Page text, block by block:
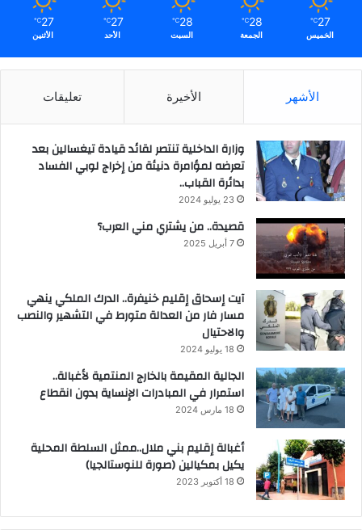
27
℃
الخميس
28
℃
الجمعة
28
℃
السبت
27
℃
الأحد
27
℃
الأثنين
الأشهر الأخيرة تعليقات
وزارة الداخلية تنتصر لقائد قيادة تيغسالين بعد
تعرضه لمؤامرة دنيئة من إخراج لوبي الفساد
بدائرة القباب..
23 يوليو 2024
قصيدة.. من يشتري مني العرب؟
7 أبريل 2025
آيت إسحاق إقليم خنيفرة.. الدرك الملكي ينهي
مسار فار من العدالة متورط في التشهير والنصب
والاحتيال
18 يوليو 2024
الجالية المقيمة بالخارج المنتمية لأغبالة..
استمرار في المبادرات الإنساية بدون انقطاع
18 مارس 2024
أغبالة إقليم بني ملال..ممثل السلطة المحلية
يكيل بمكيالين (صورة للنوستالجيا)
18 أكتوبر 2023